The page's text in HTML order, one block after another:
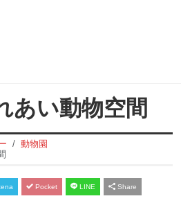
あい動物空間
動物園
Pocket LINE Share